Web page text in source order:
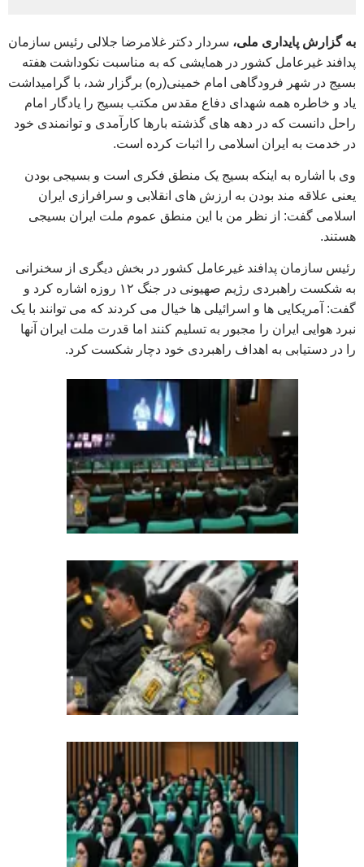
به گزارش پایداری ملی، سردار دکتر غلامرضا جلالی رئیس سازمان
پدافند غیرعامل کشور در همایشی که به مناسبت نکوداشت هفته
بسیج در شهر فرودگاهی امام خمینی(ره) برگزار شد، با گرامیداشت
یاد و خاطره همه شهدای دفاع مقدس مکتب بسیج را یادگار امام
راحل دانست که در دهه های گذشته بارها کارآمدی و توانمندی خود
در خدمت به ایران اسلامی را اثبات کرده است.
وی با اشاره به اینکه بسیج یک منطق فکری است و بسیجی بودن
یعنی علاقه مند بودن به ارزش های انقلابی و سرافرازی ایران
اسلامی گفت: از نظر من با این منطق عموم ملت ایران بسیجی
هستند.
رئیس سازمان پدافند غیرعامل کشور در بخش دیگری از سخنرانی
به شکست راهبردی رژیم صهیونی در جنگ ۱۲ روزه اشاره کرد و
گفت: آمریکایی ها و اسرائیلی ها خیال می کردند که می توانند با یک
نبرد هوایی ایران را مجبور به تسلیم کنند اما قدرت ملت ایران آنها
را در دستیابی به اهداف راهبردی خود دچار شکست کرد.